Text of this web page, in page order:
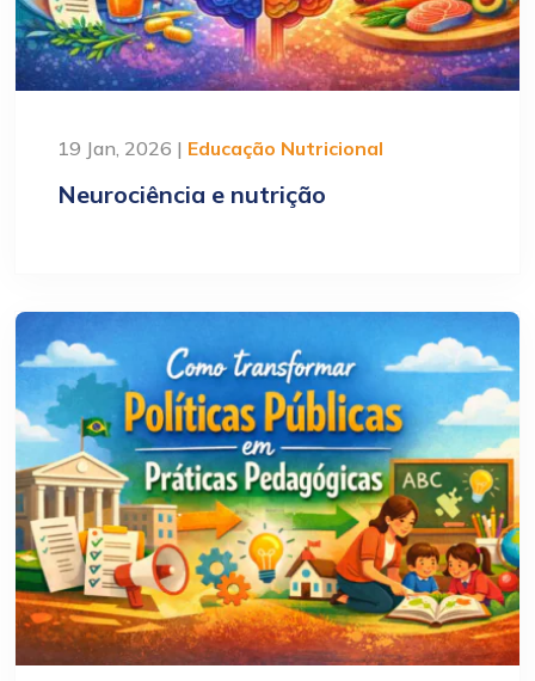
19 Jan, 2026 | Educação Nutricional
Neurociência e nutrição